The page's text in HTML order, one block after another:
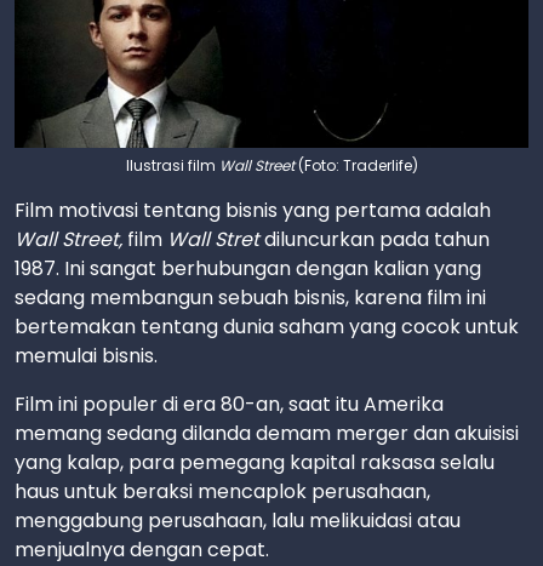
Ilustrasi film Wall Street(Foto: Traderlife)
Film motivasi tentang bisnis yang pertama adalah
Wall Street, film Wall Stretdiluncurkan pada tahun
1987. Ini sangat berhubungan dengan kalian yang
sedang membangun sebuah bisnis, karena film ini
bertemakan tentang dunia saham yang cocok untuk
memulai bisnis.
Film ini populer di era 80-an, saat itu Amerika
memang sedang dilanda demam merger dan akuisisi
yang kalap, para pemegang kapital raksasa selalu
haus untuk beraksi mencaplok perusahaan,
menggabung perusahaan, lalu melikuidasi atau
menjualnya dengan cepat.